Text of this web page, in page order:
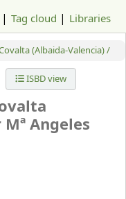
Tag cloud Libraries
(Albaida-Valencia) /
ISBD view
Angeles